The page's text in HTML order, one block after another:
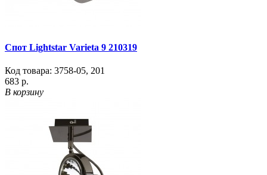
Спот Lightstar Varieta 9 210319
Код товара: 3758-05, 201
683 р.
В корзину